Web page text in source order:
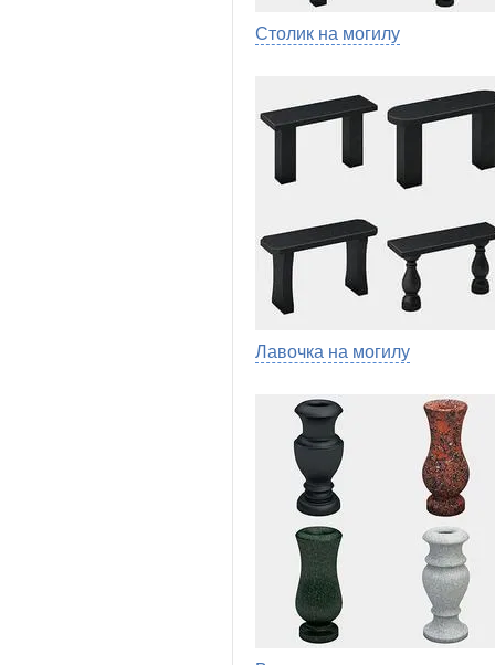
Столик на могилу
Лавочка на могилу